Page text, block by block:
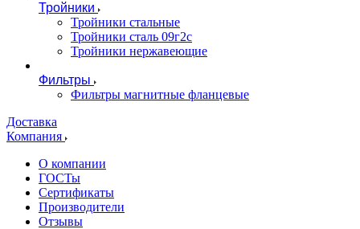
Тройники
Тройники стальные
Тройники сталь 09г2с
Тройники нержавеющие
Фильтры
Фильтры магнитные фланцевые
Доставка
Компания
О компании
ГОСТы
Сертификаты
Производители
Отзывы